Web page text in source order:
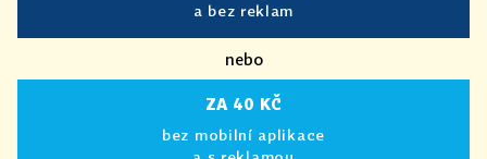
a bez reklam
nebo
ZA 40 KČ
bez mobilní aplikace